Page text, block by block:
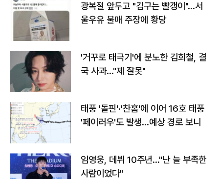
광복절 앞두고 "김구는 빨갱이"…서
울우유 불매 주장에 황당
'거꾸로 태극기'에 분노한 김희철, 결
국 사과…"제 잘못"
태풍 '돌핀'·'찬홈'에 이어 16호 태풍
'페이러우'도 발생…예상 경로 보니
임영웅, 데뷔 10주년…"난 늘 부족한
사람이었다"